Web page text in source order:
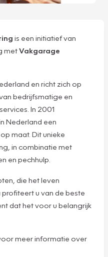
is een initiatief van
metVakgarage
en richt zich op
bedrijfsmatige en
In 2001
Nederland een
maat. Dit unieke
in combinatie met
en pechhulp.
die het leven
u van de beste
dat het voor u belangrijk
meer informatie over